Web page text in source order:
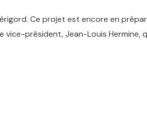
Ce projet est encore en
vice-président, Jean-Louis Hermine,